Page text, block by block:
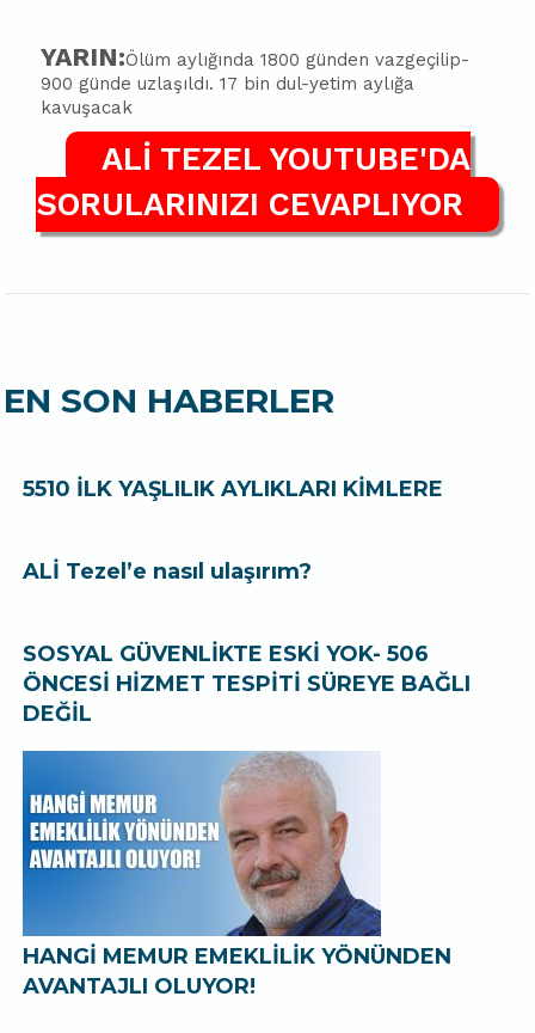
YARIN:Ölüm aylığında 1800 günden vazgeçilip-
900 günde uzlaşıldı. 17 bin dul-yetim aylığa
kavuşacak
ALİ TEZEL YOUTUBE'DA
SORULARINIZI CEVAPLIYOR
EN SON HABERLER
5510 İLK YAŞLILIK AYLIKLARI KİMLERE
ALİ Tezel’e nasıl ulaşırım?
SOSYAL GÜVENLİKTE ESKİ YOK- 506
ÖNCESİ HİZMET TESPİTİ SÜREYE BAĞLI
DEĞİL
HANGİ MEMUR EMEKLİLİK YÖNÜNDEN
AVANTAJLI OLUYOR!